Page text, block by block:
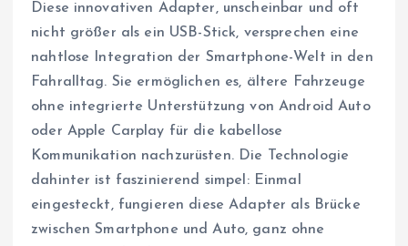
Diese innovativen Adapter, unscheinbar und oft
nicht größer als ein USB-Stick, versprechen eine
nahtlose Integration der Smartphone-Welt in den
Fahralltag. Sie ermöglichen es, ältere Fahrzeuge
ohne integrierte Unterstützung von Android Auto
oder Apple Carplay für die kabellose
Kommunikation nachzurüsten. Die Technologie
dahinter ist faszinierend simpel: Einmal
eingesteckt, fungieren diese Adapter als Brücke
zwischen Smartphone und Auto, ganz ohne